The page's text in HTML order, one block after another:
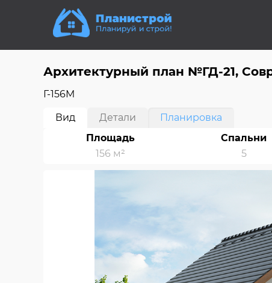
Архитектурный план №ГД-21,
Г-156М
Вид Детали
Планировка
Площадь
156 м²
Спальни
5